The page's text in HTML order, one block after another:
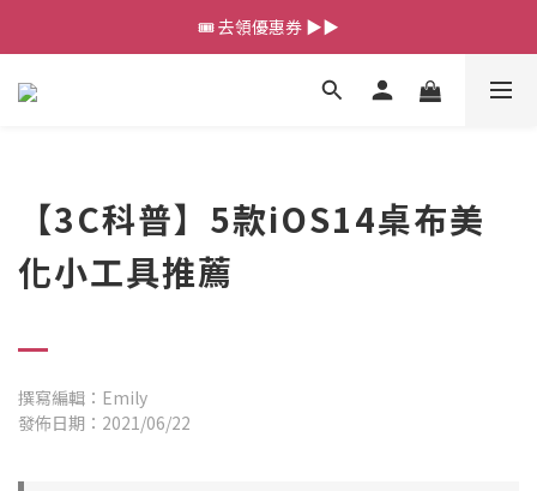
💰新會員送 $88 購物金
【3C科普】5款iOS14桌布美
化小工具推薦
撰寫編輯：Emily
發佈日期：2021/06/22